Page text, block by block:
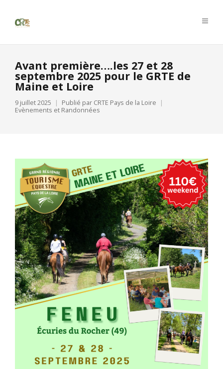
Avant première….les 27 et 28
septembre 2025 pour le GRTE de
Maine et Loire
9 juillet 2025 Publié par CRTE Pays de la Loire
Evènements et Randonnées